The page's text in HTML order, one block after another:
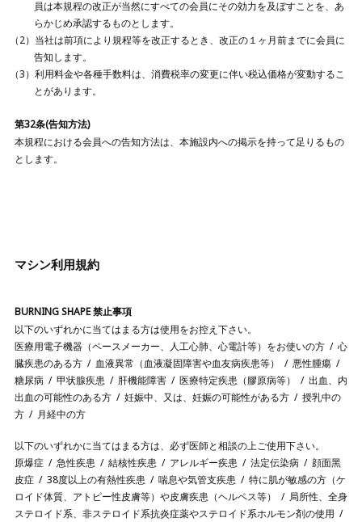
員は本規程の改正が当然にすべての会員にその効力を及ぼすことを、あ
らかじめ承認するものとします。
当社は前項により規程等を改正するとき、改正の１ヶ月前までに会員に
告知します。
利用料金や各種手数料は、消費税率の変更に伴い税込価格が変動するこ
とがあります。
第32条(告知方法)
本規程における会員への告知方法は、本施設内への掲示を持って足りるもの
とします。
マシン利用規約
BURNING SHAPE 禁止事項
以下のいずれかに当てはまる方は使用をお控え下さい。
医療用電子機器（ペースメーカー、人工心肺、心電計等）をお使いの方
心
臓疾患のある方
血液異常（血液凝固障害や血友病疾患等）
悪性腫瘍
糖尿病
甲状腺疾患 肝機能障害 医療特定疾患（膠原病等）
出血、内
出血の可能性のある方
妊娠中、又は、妊娠の可能性がある方
授乳中の
方
月経中の方
以下のいずれかに当てはまる方は、必ず医師と相談の上ご使用下さい。
原爆症
急性疾患 結核性疾患 アレルギー疾患 法定伝染病
顔⾯⿊
⽪症
38度以上の有熱性疾患 喘息や気管支疾患
特に肌が敏感の方（ケ
ロイド体質、アトピー性皮膚等）や皮膚疾患（ヘルペス等）
局所性、全身
ステロイド系、非ステロイド系抗炎症薬やステロイド系ホルモン剤の使用